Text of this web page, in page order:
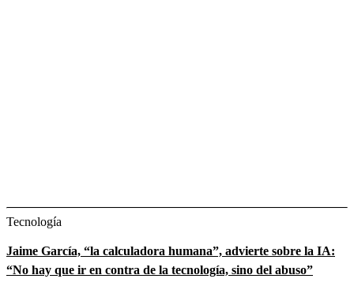
Tecnología
Jaime García, “la calculadora humana”, advierte sobre la IA:
“No hay que ir en contra de la tecnología, sino del abuso”